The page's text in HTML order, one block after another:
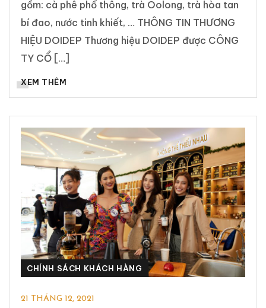
gồm: cà phê phổ thông, trà Oolong, trà hòa tan
bí đao, nước tinh khiết, … THÔNG TIN THƯƠNG
HIỆU DOIDEP Thương hiệu DOIDEP được CÔNG
TY CỔ […]
XEM THÊM
CHÍNH SÁCH KHÁCH HÀNG
21 THÁNG 12, 2021